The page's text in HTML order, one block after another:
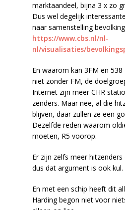
marktaandeel, bijna 3 x zo
Dus wel degelijk
naar samenstelling
https://www.cbs.nl/nl-
nl/visualisaties/
En waarom kan 3FM en
niet zonder FM, de
Internet zijn meer CHR
zenders. Maar nee, al die
blijven, daar zullen ze een
Dezelfde reden waarom
moeten, R5 voorop.
Er zijn zelfs meer
dus dat argument is ook kul.
En met een schip heeft dit
Harding begon niet voor